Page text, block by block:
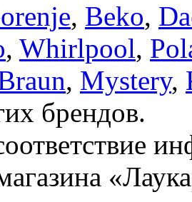
, Beko,
, Whirlpool,
, Mystery,
брендов.